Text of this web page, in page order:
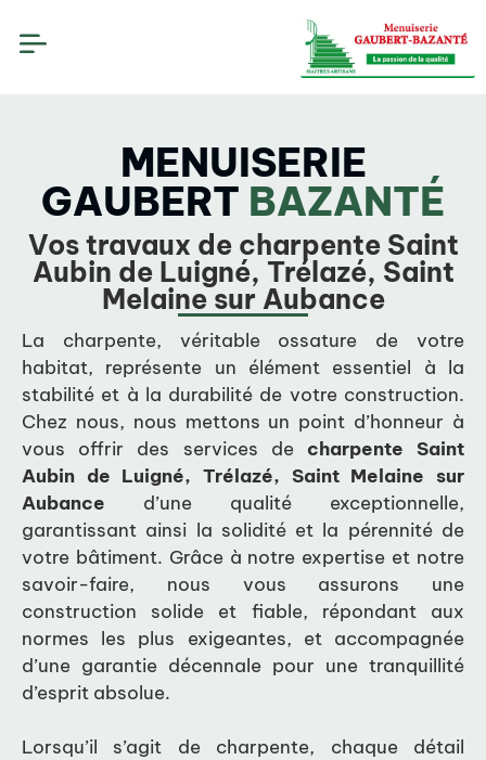
MENUISERIE
GAUBERT BAZANTÉ
Vos travaux de charpente Saint
Aubin de Luigné, Trélazé, Saint
Melaine sur Aubance
La charpente, véritable ossature de votre
habitat, représente un élément essentiel à la
stabilité et à la durabilité de votre construction.
Chez nous, nous mettons un point d’honneur à
vous offrir des services de charpente Saint
Aubin de Luigné, Trélazé, Saint Melaine sur
Aubance d’une qualité exceptionnelle,
garantissant ainsi la solidité et la pérennité de
votre bâtiment. Grâce à notre expertise et notre
savoir-faire, nous vous assurons une
construction solide et fiable, répondant aux
normes les plus exigeantes, et accompagnée
d’une garantie décennale pour une tranquillité
d’esprit absolue.
Lorsqu’il s’agit de charpente, chaque détail